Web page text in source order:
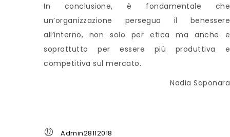
In conclusione, è fondamentale che
un’organizzazione persegua il benessere
all’interno, non solo per etica ma anche e
soprattutto per essere più produttiva e
competitiva sul mercato.
Nadia Saponara
Admin28112018